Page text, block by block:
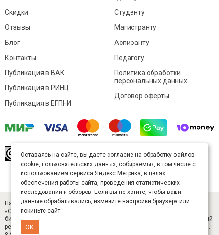
Скидки
Отзывы
Блог
Контакты
Студенту
Магистранту
Аспиранту
Педагогу
Публикация в ВАК
Публикация в РИНЦ
Публикация в ЕГПНИ
Политика обработки
персональных данных
Договор оферты
произведение доступно полицензии Creative
Commons «Attribution» («Атрибуция») 4.0
Непортированная.
Карта сайта
Научный журнал «Студенческий» (ISSN 2541-9412). Издатель — ООО
«СибАК» (ИНН 5402054157). Размещается в Научной электронной
библиотеке eLIBRARY.RU (договор № 445-11/2019 от 05.11.2019). Главный
редактор — Старченко И. Б., д-р техн. наук. E-mail: student@sibac.info, тел.:
Оставаясь на сайте, вы даете согласие на обработку файлов
cookie, пользовательских данных, собираемых, в том числе с
использованием сервиса Яндекс.Метрика, в целях
обеспечения работы сайта, проведения статистических
исследований и обзоров. Если вы не хотите, чтобы ваши
данные обрабатывались, измените настройки браузера или
покиньте сайт.
ОК